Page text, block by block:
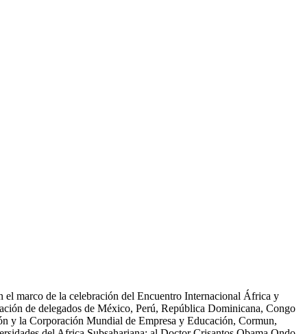
marco de la celebración del Encuentro Internacional África y
de delegados de México, Perú, República Dominicana, Congo
y la Corporación Mundial de Empresa y Educación, Cormun,